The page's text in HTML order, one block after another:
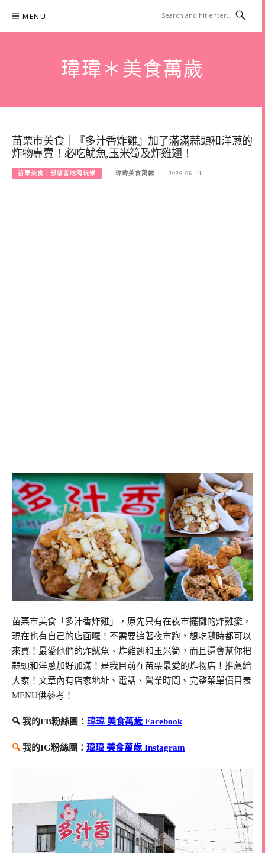
content
MENU
瑋瑋＊美食萬歲
苗栗市美食｜『多汁香炸雞』加了滿滿蒜頭和洋蔥的
炸物專賣！必吃魷魚,玉米筍及炸雞翅！
苗栗美食｜部落客吃喝玩樂 瑋瑋美食萬歲 2026-06-14
苗栗市美食「多汁香炸雞」，原先只有在夜市擺攤的炸雞攤，
現在也有自己的店面囉！不需要追著夜市跑，想吃隨時都可以
來買！最愛他們的炸魷魚、炸雞翅和玉米筍，而且還會幫你把
蒜頭和洋蔥加好加滿！是我目前在苗栗最愛的炸物店！推薦給
大家！文章內有店家地址、電話、營業時間、完整菜單價目表
MENU供參考！
🔍 我的FB粉絲團： 瑋瑋 美食萬歲 Facebook
🔍我的IG粉絲團： 瑋瑋 美食萬歲 Instagram